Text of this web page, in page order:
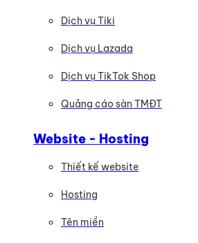
Dịch vụ Tiki
Dịch vụ Lazada
Dịch vụ TikTok Shop
Quảng cáo sàn TMĐT
Website - Hosting
Thiết kế website
Hosting
Tên miền